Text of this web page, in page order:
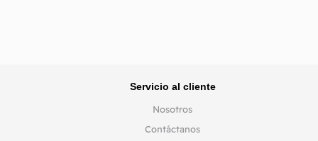
Servicio al cliente
Nosotros
Contáctanos